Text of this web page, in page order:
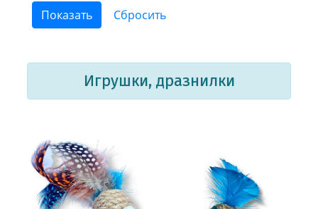
Игрушки, дразнилки